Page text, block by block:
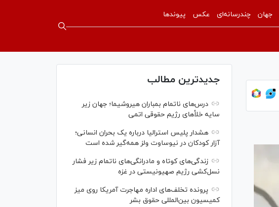
جهان چندرسانه‌ای عکس پیوندها
جدیدترین مطالب
درس‌های ناتمام بمباران هیروشیما؛ جهان زیر
سایه خلأ‌های رژیم حقوقی اتمی
هشدار پلیس استرالیا درباره یک بحران انسانی؛
آزار کودکان در نیوساوت ولز همه‌گیر شده است
زندگی‌های کوتاه و مادرانگی‌های ناتمام زیر فشار
نسل‌کشی رژیم صهیونیستی در غزه
پرونده تخلف‌های اداره مهاجرت آمریکا روی میز
کمیسیون بین‌المللی حقوق بشر